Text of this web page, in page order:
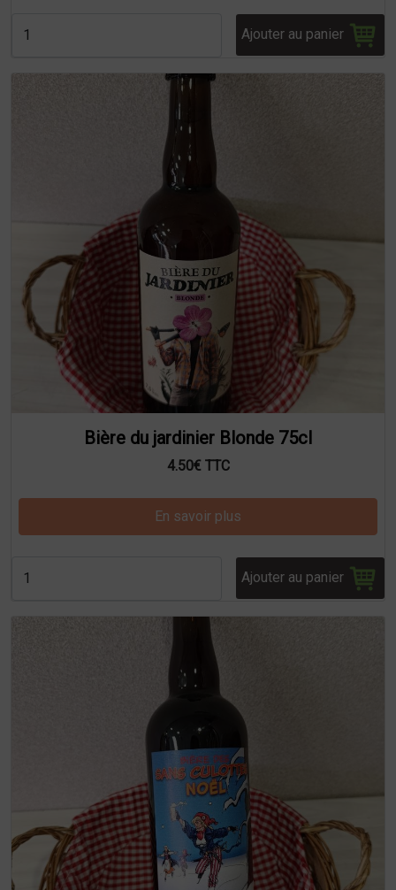
Ajouter au panier
Bière du jardinier Blonde 75cl
4.50€ TTC
En savoir plus
Ajouter au panier